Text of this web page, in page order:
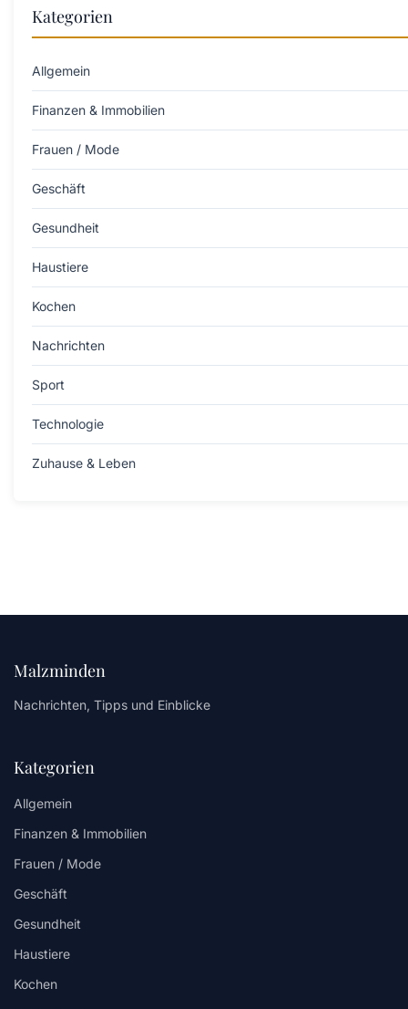
Kategorien
Allgemein
Finanzen & Immobilien
Frauen / Mode
Geschäft
Gesundheit
Haustiere
Kochen
Nachrichten
Sport
Technologie
Zuhause & Leben
Malzminden
Nachrichten, Tipps und Einblicke
Kategorien
Allgemein
Finanzen & Immobilien
Frauen / Mode
Geschäft
Gesundheit
Haustiere
Kochen